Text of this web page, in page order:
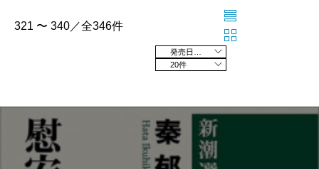
321 〜 340／全346件
20件